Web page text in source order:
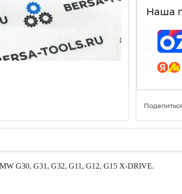
Наша
G30, G31, G32, G11, G12, G15 X-DRIVE.